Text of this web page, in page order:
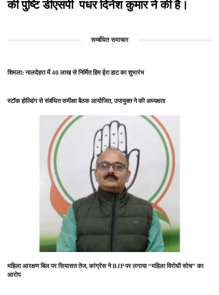
की पुष्टि डीएसपी पधर दिनेश कुमार ने की है।
सम्बंधित समाचार
शिमला: नालदेहरा में 40 लाख से निर्मित हिम ईरा हाट का शुभारंभ
स्टॉक होल्डिंग से संबंधित समीक्षा बैठक आयोजित, उपायुक्त ने की अध्यक्षता
महिला आरक्षण बिल पर सियासत तेज, कांग्रेस ने BJP पर लगाया “महिला विरोधी सोच” का
आरोप